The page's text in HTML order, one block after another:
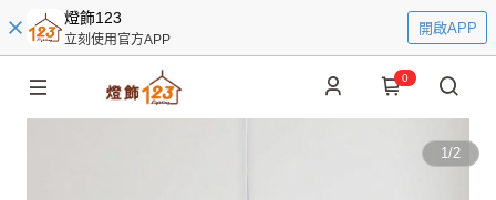
燈飾123
立刻使用官方APP
開啟APP
0
1/2